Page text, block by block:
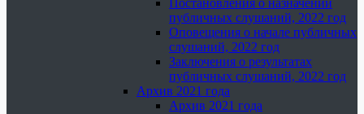
Постановления о назначении
публичных слушаний, 2022 год
Оповещения о начале публичных
слушаний, 2022 год
Заключения о результатах
публичных слушаний, 2022 год
Архив 2021 года
Архив 2021 года